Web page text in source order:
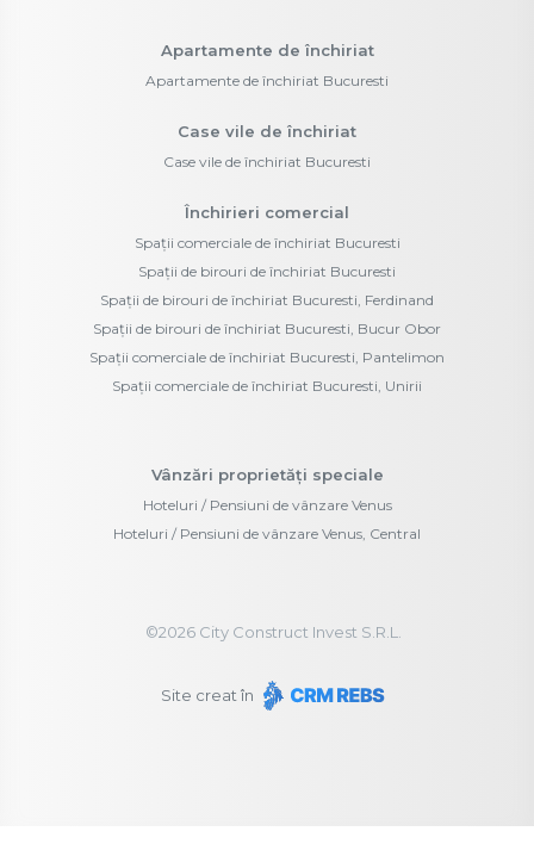
Apartamente de închiriat
Apartamente de închiriat Bucuresti
Case vile de închiriat
Case vile de închiriat Bucuresti
Închirieri comercial
Spații comerciale de închiriat Bucuresti
Spații de birouri de închiriat Bucuresti
Spații de birouri de închiriat Bucuresti, Ferdinand
Spații de birouri de închiriat Bucuresti, Bucur Obor
Spații comerciale de închiriat Bucuresti, Pantelimon
Spații comerciale de închiriat Bucuresti, Unirii
Vânzări proprietăți speciale
Hoteluri / Pensiuni de vânzare Venus
Hoteluri / Pensiuni de vânzare Venus, Central
©2026City Construct Invest S.R.L.
Site creat în